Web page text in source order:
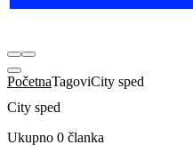
PočetnaTagoviCity sped
City sped
Ukupno 0 članka